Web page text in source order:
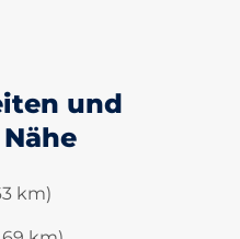
und
km)